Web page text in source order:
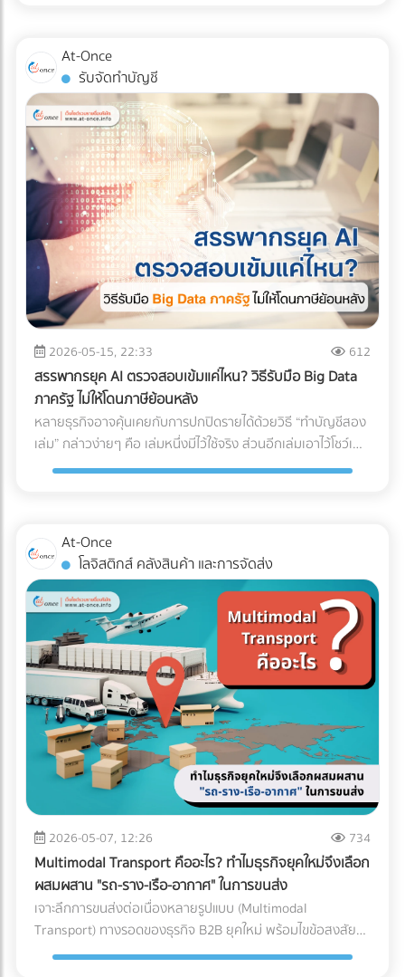
ส่วนอิเล็กทรอนิกส์ขนาดเล็ก, สินค้า E-Commerce, การย้าย
ออฟฟิศขนาดเล็ก, หรือการกระจายสินค้าเข้าสู่ตัวเมืองที่ซอย
แคบ 2. รถบรรทุก 6 ล้อ (ตู้ทึบ / คอก) รถระดับกลางที่เป็น "เดอะ
แบก" ของธุรกิจ SME รองรับน้ำหนักได้ประมาณ 5-7 ตัน ความ
ยาวกระบะมีตั้งแต่ 5-7 เมตร สามารถจัดเรียงสินค้าบนพาเลท
(Pallet) แล้วใช้โฟล์คลิฟต์ยกขึ้นได้อย่างเป็นระบบ ✅ สินค้าที่ตอบ
โจทย์: วัสดุก่อสร้างขนาดกลาง, เครื่องใช้ไฟฟ้าขนาดใหญ่, ยาง
รถยนต์, สินค้าเกษตรแปรรูป, หรือการขนย้ายเครื่องจักรโรงงาน
ขนาดกลาง 3. รถบรรทุก 10 ล้อ พี่ใหญ่แห่งวงการโลจิสติกส์ทาง
บก โครงสร้างแชสซี (Chassis) แข็งแกร่ง บรรทุกน้ำหนักได้สูงสุด
ถึง 15 ตัน (ตามกฎหมายกำหนด) วิ่งทำความเร็วทางไกลข้าม
จังหวัดได้ดีเยี่ยม ✅ สินค้าที่ตอบโจทย์: สินค้าเกษตรกรรมล็อต
ใหญ่ (ข้าวสาร, น้ำตาล), วัสดุก่อสร้างหนัก (เหล็กเส้น,
ปูนซีเมนต์), สินค้าอุตสาหกรรมหนัก, และเครื่องจักรขนาดใหญ่ 4.
รถบรรทุกควบคุมอุณหภูมิ (Cold Chain Truck) รถที่ออกแบบมา
พิเศษพร้อมเครื่องทำความเย็น สามารถปรับอุณหภูมิได้ตั้งแต่
โหมดแช่เย็น (Chilled) ไปจนถึงแช่แข็ง (Frozen) เพื่อรักษาความ
สดใหม่และคุณภาพของสินค้าตลอดเส้นทาง ✅ สินค้าที่ตอบ
โจทย์: อาหารทะเล, เนื้อสัตว์สด, ผักผลไม้ส่งออก, ยารักษาโรค,
วัคซีน, และเครื่องสำอางบางชนิดที่ไวต่อความร้อน 5. รถหัวลาก
พ่วงแบบเรียบ (Flatbed) ทนทานต่อการบรรทุกของที่หนักมาก
และยาวเป็นพิเศษ ✅ สินค้าที่ตอบโจทย์: สินค้านำเข้า-ส่งออกที่
บรรจุในตู้คอนเทนเนอร์ (ไปรับ/ส่งที่ท่าเรือหรือท่าอากาศยาน),
ท่อเหล็กขนาดใหญ่, โครงสร้างเหล็กสะพาน, หรือรถยนต์ 3 เช็
กลิสต์ฉบับย่อ: ถามตัวเองก่อนตัดสินใจจ้างรถขนส่งเหมาคัน
สินค้าคืออะไร มีน้ำหนักและปริมาตร (คิว) เท่าไหร่? (เพื่อเลือกรถที่
รับน้ำหนักได้พอดี ไม่เหลือพื้นที่ว่างให้เสียเงินฟรี) จุดขึ้น-ลง
สินค้า มีข้อจำกัดไหม? (เช่น ซอยแคบ รถ 6 ล้อเข้าไม่ได้ หรือมี
เครื่องโฟล์คลิฟต์สำหรับโหลดของหรือไม่) ต้องการบริการเสริม
อะไรบ้าง? (เช่น ต้องการพนักงานยกของด้วย หรือต้องการ
ประกันภัยสินค้ามูลค่าสูงครอบคลุมเพิ่มเติม) สรุป การเลือก
ประเภทรถขนส่งให้ตรงกับงาน ไม่เพียงแต่ช่วยปกป้องสินค้าให้ถึง
มือลูกค้าอย่างปลอดภัย แต่ยังเป็นกลยุทธ์สำคัญที่ช่วยให้ฝ่ายจัด
ซื้อคุมงบประมาณ Logistics ได้อย่างมีประสิทธิภาพ กำลัง
วางแผนขนส่งสินค้าล็อตใหญ่อยู่ใช่ไหม? ไม่ต้องเสียเวลาโทรเช็
กราคาหลายที่ให้วุ่นวาย! ค้นหาและเปรียบเทียบ บริษัทขนส่ง
สินค้า, ผู้ให้บริการขนส่งเหมาคัน, และบริษัท Logistics ชั้นนำ ที่มี
รถพร้อมให้บริการทุกประเภท ผ่านการคัดกรองความน่าเชื่อถือ
แล้ว ได้ที่นี่
ของคุณทุกเดือน บทความนี้จะพาเจาะลึกรูปแบบ Layout คลัง
สินค้า 3 สไตล์ที่ได้รับความนิยมมากที่สุดในระดับสากล เพื่อให้คุณ
ตัดสินใจได้ว่า... รูปแบบไหนที่จะช่วยรีดประสิทธิภาพการทำงาน
และเหมาะกับธุรกิจของคุณที่สุด! ทำไมการออกแบบ Layout คลัง
สินค้าถึงเป็นเรื่อง "ชี้เป็นชี้ตาย" ? ก่อนจะไปดูรูปแบบ เราต้อง
เข้าใจก่อนว่าเป้าหมายของการจัด Layout ที่ดีคือการสร้าง
Workflow ที่ลื่นไหลที่สุด ตั้งแต่ของมาส่ง (Receiving) ไปจนถึง
ของออกจากคลัง (Shipping) การออกแบบที่ดีจะช่วยคุณแก้
ปัญหาเหล่านี้: ลดคอขวด (Bottleneck): รถโฟล์คลิฟต์และ
พนักงานไม่ต้องรอคิว หรือวิ่งสวนทางกันในทางเดินแคบๆ เพิ่ม
ความรวดเร็วในการเบิกจ่าย (Picking Speed): สินค้าขายดีอยู่
ใกล้ สินค้าเคลื่อนไหวช้าอยู่ไกล ช่วยลดระยะเวลาการเดินหาของ
เพิ่มความปลอดภัย: ลดอุบัติเหตุระหว่างเครื่องจักรและมนุษย์
เจาะลึก 3 รูปแบบ Layout คลังสินค้ายอดฮิต การเลือกรูปแบบผัง
คลังสินค้า จะขึ้นอยู่กับรูปทรงของอาคาร ลักษณะสินค้า และ
กระแสการไหลของงาน (Flow) เป็นหลัก ดังนี้ครับ: 1. รูปแบบตัว
U (U-Shaped Layout) นี่คือรูปแบบที่ได้รับความนิยม "สูงที่สุด"
ในวงการโลจิสติกส์ จุดเด่นคือจุดรับสินค้าเข้า (Receiving) และจุด
จ่ายสินค้าออก (Shipping) จะอยู่ฝั่งเดียวกันของอาคาร โดย
กระแสการทำงานจะไหลเป็นรูปตัว U ตั้งแต่การรับของ เก็บเข้าชั้น
สามารถโยกย้ายไปช่วยงานทั้งฝั่งรับและฝั่งจ่ายได้ง่าย (Cross-
docking ทำได้สะดวก) ข้อควรระวัง: อาจเกิดความแออัดบริเวณ
ประตูเข้า-ออก หากมีการรับและส่งสินค้าพร้อมกันในปริมาณ
มากๆ เหมาะกับใคร?: ธุรกิจ SME, ธุรกิจที่มีพื้นที่อาคารจำกัด,
คลังสินค้าที่เน้นการกระจายสินค้าทั่วไป (FMCG) 2. รูปแบบตัว I
(I-Shaped / Through Layout) รูปแบบนี้คือการเดินทางเป็น
"เส้นตรง" จุดรับสินค้าจะอยู่หัวอาคาร และจุดจ่ายสินค้าจะอยู่ท้าย
อาคารฝั่งตรงข้ามกัน สินค้าจะไหลไปในทิศทางเดียวแบบไม่มีการ
ย้อนกลับ ข้อดี: ลดความสับสนและการวิ่งสวนทางกันได้อย่าง
เด็ดขาด กระบวนการทำงานไหลลื่นมาก (Straight-line flow) ลด
อุบัติเหตุบริเวณคอขวด ข้อควรระวัง: ต้องใช้อาคารที่มีความยาว
มาก และต้องใช้พื้นที่ภายนอก (ลานจอดรถ) ทั้ง 2 ฝั่งของอาคาร
ทำให้สิ้นเปลืองพื้นที่โดยรอบ เหมาะกับใคร?: โรงงานอุตสาหกรรม
ขนาดใหญ่, ธุรกิจที่มีปริมาณการเข้า-ออกของสินค้ามหาศาล
(High-volume), หรือสินค้าที่มีน้ำหนักมาก/ชิ้นใหญ่ที่เคลื่อนย้าย
ยาก 3. รูปแบบตัว L (L-Shaped Layout) ผังคลังสินค้าแบบตัว
L จะคล้ายกับตัว I แต่จุดรับสินค้าและจุดจ่ายสินค้าจะตั้งฉากกันที่
มุม 90 องศา (อยู่คนละด้านของผนังอาคาร) มักเกิดขึ้นจากข้อ
จำกัดของรูปทรงอาคาร หรือพื้นที่ที่ดิน ข้อดี: แยกพื้นที่รับและส่ง
สินค้าออกจากกันอย่างชัดเจน ลดความแออัดบริเวณประตูได้ดี
At-Once
รับจัดทำบัญชี
2026-05-15, 22:33 612
สรรพากรยุค AI ตรวจสอบเข้มแค่ไหน? วิธีรับมือ Big Data
ภาครัฐ ไม่ให้โดนภาษีย้อนหลัง
หลายธุรกิจอาจคุ้นเคยกับการปกปิดรายได้ด้วยวิธี “ทำบัญชีสอง
เล่ม” กล่าวง่ายๆ คือ เล่มหนึ่งมีไว้ใช้จริง ส่วนอีกเล่มเอาไว้โชว์เพื่อ
เลี่ยงการเสียภาษี แต่ปัจจุบันวิธีนี้ทำได้ยากขึ้นมากในยุคที่กรม
อีกต่อไป เพราะระบบไม่ได้ดูแค่สิ่งที่คุณยื่น แต่ดู "สิ่งที่คนอื่นยื่น
เกี่ยวกับคุณด้วย" คำถามสำคัญคือ... ธุรกิจของคุณพร้อมรับมือ
กับการถูกตรวจสอบหรือยัง? ในวันที่ข้อมูลทางการเงินทุกเส้น
ทางเชื่อมโยงถึงกัน 3 วิธีเตรียมพร้อมรับมือ ให้ธุรกิจปลอดภัย
จาก "ภาษีย้อนหลัง" นี่คือ 3 ตัววิธีปรับตัวสำคัญ ที่เจ้าของธุรกิจ
ต้องเริ่มทำตั้งแต่วันนี้ เพื่อสร้างภูมิคุ้มกันให้บริษัทปลอดภัยจาก
ฝันร้ายเรื่องภาษีย้อนหลัง: 1. บังคับใช้ "บัญชีเล่มเดียว" (Single
Account) อย่างเคร่งครัด หมดยุคของการทำ "บัญชีเล่มหนึ่งยื่น
สรรพากร บัญชีเล่มสองเก็บไว้ดูเอง" แล้ว เพราะข้อมูลเงินสดที่
เข้าบัญชีธนาคาร ข้อมูลค่าน้ำค่าไฟ หรือข้อมูลการนำเข้าสินค้า
ถูกเชื่อมโยงถึงกันหมด การจงใจทำรายได้ให้ต่ำกว่าความเป็นจริง
จะทำให้ตัวเลขในงบการเงินขัดแย้งกันเองจนกลายเป็นเป้าหมาย
หลักของ AI ทันที วิธีแก้: ลงบันทึกรายได้และค่าใช้จ่ายทุกรายการ
ตามความเป็นจริง นอกจากจะปลอดภัยจากสรรพากรแล้ว งบ
การเงินที่สะท้อนกำไรที่แท้จริง ยังช่วยให้ธุรกิจกู้ขอสินเชื่อกับ
ธนาคาร หรือดึงดูดนักลงทุนได้ง่ายขึ้นด้วย 2. ปรับตัวเข้าสู่ระบบ
Digital Tax แบบเต็มรูปแบบ ความผิดพลาดเล็กๆ น้อยๆ จาก
การทำงานของคน (Human Error) เช่น พิมพ์ตัวเลขใบกำกับ
ภาษีผิด หรือหัก ณ ที่จ่ายไม่ครบ ถือเป็นหนึ่งในสาเหตุหลักที่ทำให้
โดนเรียกตรวจสอบ วิธีแก้: เปลี่ยนจากการใช้กระดาษ มาใช้ระบบ
At-Once
โลจิสติกส์ คลังสินค้า และการจัดส่ง
2026-05-07, 12:26 734
Multimodal Transport คืออะไร? ทำไมธุรกิจยุคใหม่จึงเลือก
ผสมผสาน "รถ-ราง-เรือ-อากาศ" ในการขนส่ง
เจาะลึกการขนส่งต่อเนื่องหลายรูปแบบ (Multimodal
Transport) ทางรอดของธุรกิจ B2B ยุคใหม่ พร้อมไขข้อสงสัยว่า
ใครคือ "เจ้าภาพ" ตัวจริงที่ช่วยคุมต้นทุนและเวลา ค้นหาพาร์ท